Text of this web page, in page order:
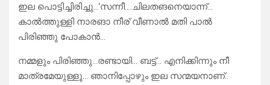
ഇല പൊട്ടിച്ചിരിച്ചു…‘സന്നീ….ചിലതങനെയാന്ന്…
കാൽത്തുള്ളി നാരങാ നീര് വീണാൽ മതി പാൽ
പിരിഞ്ഞു പോകാൻ…
നമ്മളും പിരിഞ്ഞു…രണ്ടായി… ബട്ട്… എനിക്കിന്നും നീ
മാത്രമേയുള്ളൂ… ഞാനിപ്പോഴും ഇല സന്മയനാണ്‌‌..